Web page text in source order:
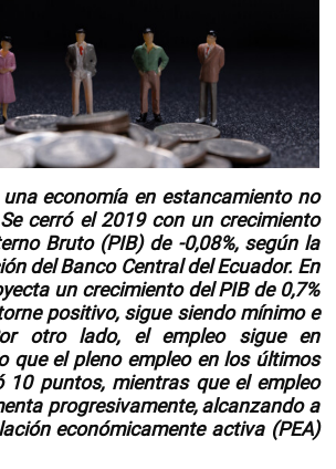
economía en estancamientono
cerróel 2019 con un crecimiento
Bruto (PIB) de -0,08%, según la
del Banco Central del Ecuador. En
un crecimiento delPIBde 0,7%
positivo, sigue siendo mínimo e
otro lado, el empleosigue en
que elpleno empleoen los últimos
10 puntos,mientras que el empleo
progresivamente, alcanzando a
económicamente activa (PEA)